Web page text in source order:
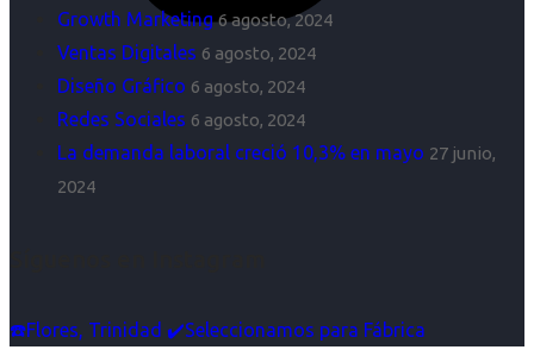
Growth Marketing 6 agosto, 2024
Ventas Digitales 6 agosto, 2024
Diseño Gráfico 6 agosto, 2024
Redes Sociales 6 agosto, 2024
La demanda laboral creció 10,3% en mayo 27 junio,
2024
☎️Flores, Trinidad ✔️Seleccionamos para Fábrica